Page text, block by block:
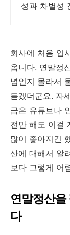
성과 차별성
회사에 처음 입
옵니다. 연말정
념인지 몰라서
듣겠더군요. 자
금은 유튜브나
전만 해도 이걸
많이 좋아지긴
산에 대해서 알
보다 그렇게 어
연말정산을
다